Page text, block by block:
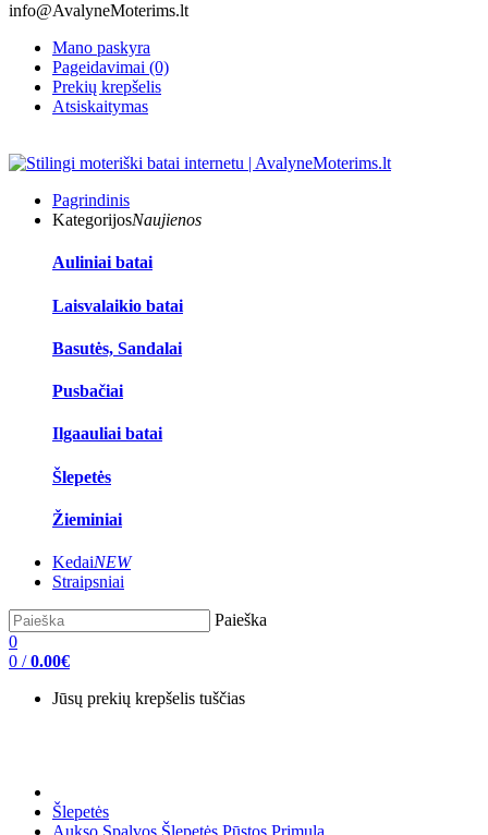
info@AvalyneMoterims.lt
Mano paskyra
Pageidavimai (0)
Prekių krepšelis
Atsiskaitymas
Pagrindinis
KategorijosNaujienos
Auliniai batai
Laisvalaikio batai
Basutės, Sandalai
Pusbačiai
Ilgaauliai batai
Šlepetės
Žieminiai
KedaiNEW
Straipsniai
Paieška
0
0 / 0.00€
Jūsų prekių krepšelis tuščias
Šlepetės